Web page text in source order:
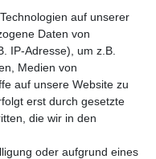
Fanfare
- 2016
auf unserer
Daten von
IP-Adresse), um z.B.
Medien von
auf unsere Website zu
erst durch gesetzte
die wir in den
oder aufgrund eines